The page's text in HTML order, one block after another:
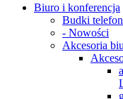
Biuro i konferencja
Budki
- Nowości
Akcesoria